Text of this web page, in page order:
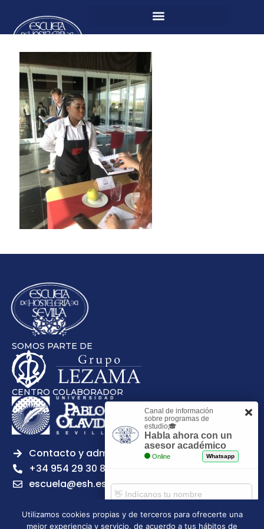
SOMOS PARTE DE
CENTRO COLABORADOR
Contacto y admisiones
+34 954 29 30 81
escuela@esh.es
Utilizamos cookies propias y de terceros para ofrecerte una
mejor experiencia y servicio, de acuerdo a tus hábitos de
Canal de información
sobre programas de
estudio🎓
Habla ahora con un
asesor académico
Online Whatsapp